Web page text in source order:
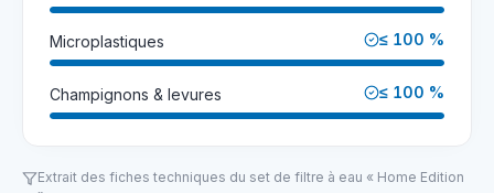
Microplastiques ≤ 100 %
Champignons & levures ≤ 100 %
Extrait des fiches techniques du set de filtre à eau « Home Edition